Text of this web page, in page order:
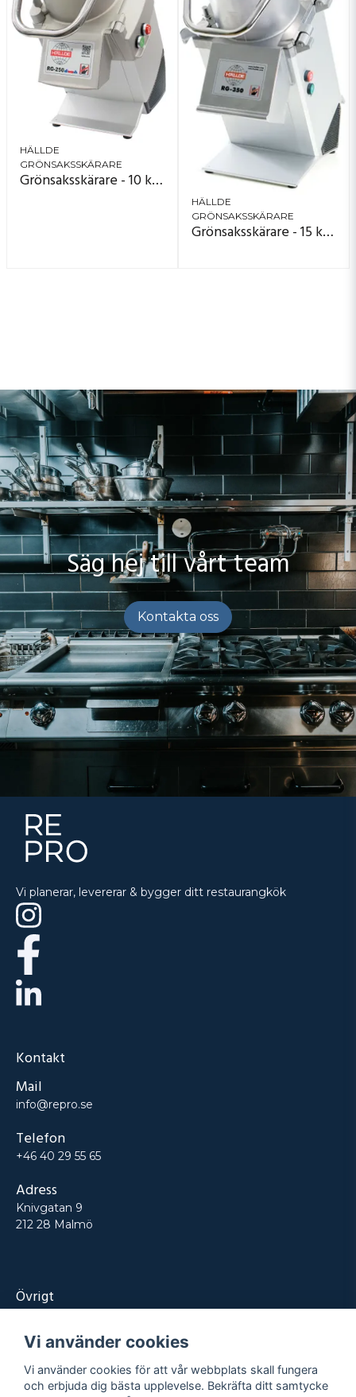
HÄLLDE
GRÖNSAKSSKÄRARE
Grönsaksskärare - 10 kg/minut - RG-250 Diwash
HÄLLDE
GRÖNSAKSSKÄRARE
Grönsaksskärare - 15 kg/minut - RG-350
Säg hej till vårt team
Kontakta oss
Vi planerar, levererar & bygger ditt restaurangkök
Kontakt
Mail
info@repro.se
Telefon
+46 40 29 55 65
Adress
Knivgatan 9
212 28 Malmö
Övrigt
Tjänster
Kontakt
Vi använder cookies
Vi använder cookies för att vår webbplats skall fungera
och erbjuda dig bästa upplevelse. Bekräfta ditt samtycke